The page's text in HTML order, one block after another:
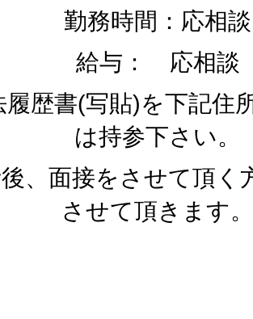
勤務時間：応相談
給与： 応相談
履歴書(写貼)を下記住
は持参下さい。
、面接をさせて頂く
させて頂きます。